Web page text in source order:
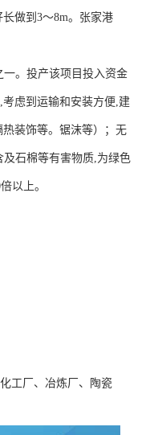
做到3～8m。张家港
。投产该项目投入资金
考虑到运输和安装方便,建
装饰等。锯沫等）；无
石棉等有害物质,为绿色
以上。
工厂、冶炼厂、陶瓷